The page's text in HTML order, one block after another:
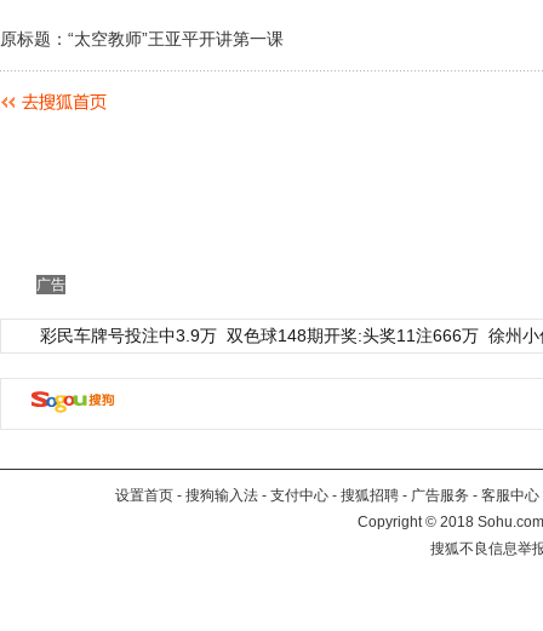
原标题：“太空教师”王亚平开讲第一课
广告
彩民车牌号投注中3.9万 双色球148期开奖:头奖11注666万 徐州
设置首页 - 搜狗输入法 - 支付中心 - 搜狐招聘 - 广告服务 - 客服中心
Copyright©2018
搜狐不良信息举